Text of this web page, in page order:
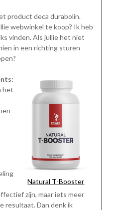
product deca durabolin.
webwinkel te koop? Ik heb
vinden. Als jullie het niet
in een richting sturen
Natural T-Booster
het
zijn, maar iets meer
resultaat. Dan denk ik